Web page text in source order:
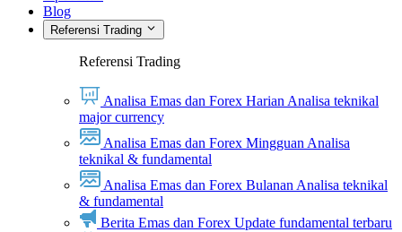
Blog
Referensi Trading
Referensi Trading
Analisa Emas dan Forex Harian Analisa teknikal
major currency
Analisa Emas dan Forex Mingguan Analisa
teknikal & fundamental
Analisa Emas dan Forex Bulanan Analisa teknikal
& fundamental
Berita Emas dan Forex Update fundamental terbaru